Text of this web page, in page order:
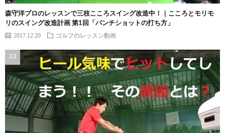
森守洋プロのレッスンで三枝こころスイング改造中！｜こころとモリモ
リのスイング改造計画 第1回「パンチショットの打ち方」
2017.12.20 ゴルフのレッスン動画